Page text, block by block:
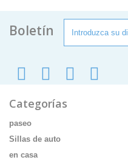
Boletín
Categorías
paseo
Sillas de auto
en casa